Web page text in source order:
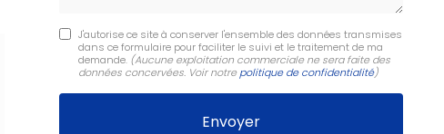
J'autorise ce site à conserver l'ensemble des données transmises
dans ce formulaire pour faciliter le suivi et le traitement de ma
demande. (Aucune exploitation commerciale ne sera faite des
données concervées. Voir notre politique de confidentialité)